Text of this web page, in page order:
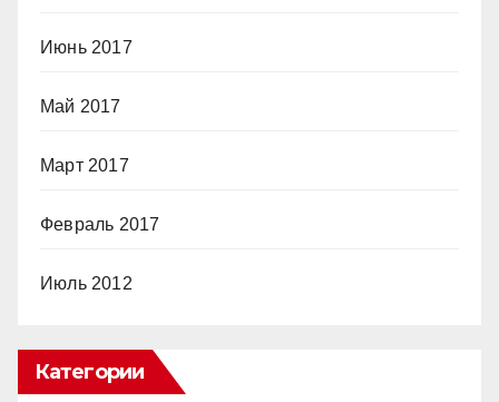
Июнь 2017
Май 2017
Март 2017
Февраль 2017
Июль 2012
Категории